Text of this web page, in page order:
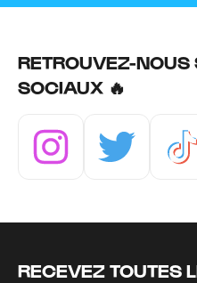
RETROUVEZ-NOUS
SOCIAUX 🔥
RECEVEZ TOUTES